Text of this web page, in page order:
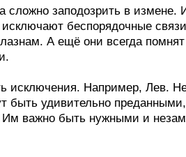
сложно заподозрить в измене.
исключают беспорядочные
А ещё они всегда
исключения. Например, Лев.
быть удивительно
важно быть нужными и